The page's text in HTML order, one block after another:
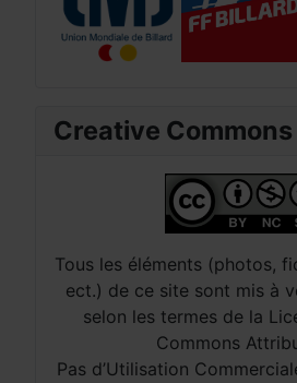
Creative Commons
Tous les éléments (photos,
ect.) de ce site sont mis à
selon les termes de la
Commons
Pas d’Utilisation